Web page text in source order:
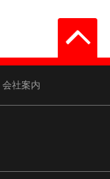
会社案内